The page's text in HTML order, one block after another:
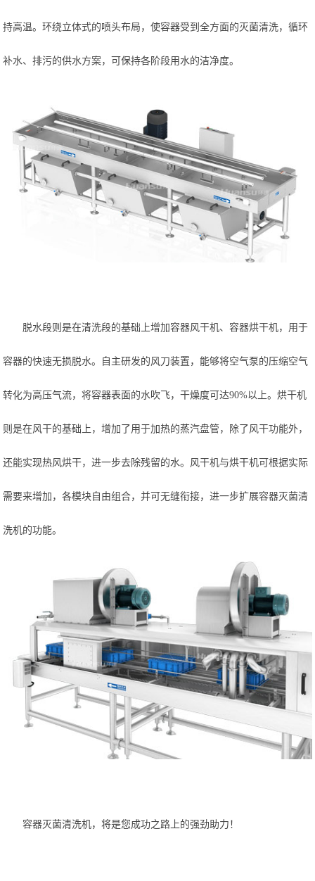
持高温。环绕立体式的喷头布局，使容器受到全方面的灭菌清洗，循环
补水、排污的供水方案，可保持各阶段用水的洁净度。
脱水段则是在清洗段的基础上增加容器风干机、容器烘干机，用于
容器的快速无损脱水。自主研发的风刀装置，能够将空气泵的压缩空气
转化为高压气流，将容器表面的水吹飞，干燥度可达90%以上。烘干机
则是在风干的基础上，增加了用于加热的蒸汽盘管，除了风干功能外，
还能实现热风烘干，进一步去除残留的水。风干机与烘干机可根据实际
需要来增加，各模块自由组合，并可无缝衔接，进一步扩展容器灭菌清
洗机的功能。
容器灭菌清洗机，将是您成功之路上的强劲助力！